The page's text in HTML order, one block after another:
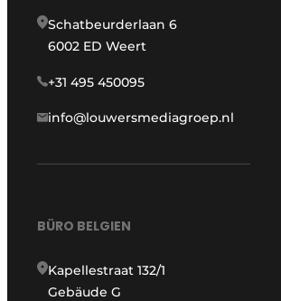
Schatbeurderlaan 6
6002 ED Weert
+31 495 450095
info@louwersmediagroep.nl
BÜRO BELGIEN
Kapellestraat 132/1
Gebäude G